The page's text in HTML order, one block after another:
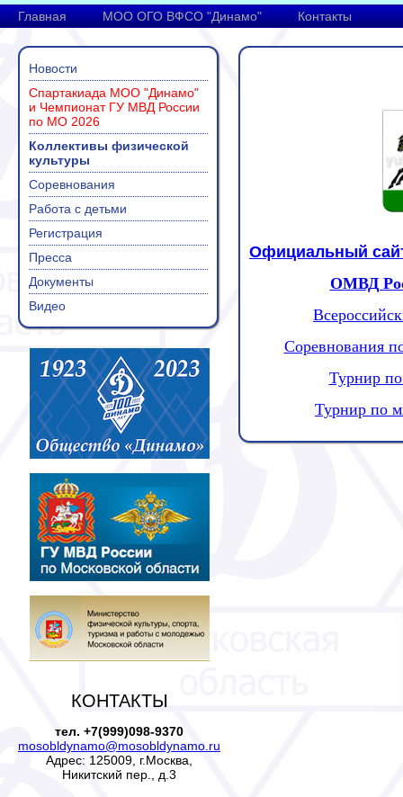
Главная МОО ОГО ВФСО "Динамо" Контакты
Новости
Спартакиада МОО "Динамо"
и Чемпионат ГУ МВД России
по МО 2026
Коллективы физической
культуры
Соревнования
Работа с детьми
Регистрация
Пресса
Документы
Видео
КОНТАКТЫ
тел. +7(999)098-9370
mosobldynamo@mosobldynamo.ru
Адрес: 125009, г.Москва,
Никитский пер., д.3
Официальный
ОМВД
Соревнования
Турнир
Турнир по